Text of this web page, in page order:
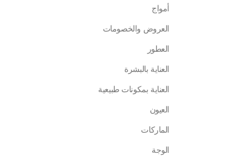
أمواج
العروض والخصومات
العطور
العناية بالبشرة
العناية بمكونات طبيعية
العيون
الماركات
الوجة